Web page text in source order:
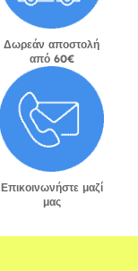
Δωρεάν αποστολή
από 60€
Επικοινωνήστε μαζί
μας